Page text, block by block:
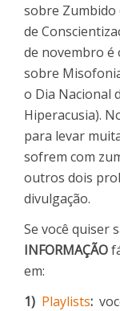
sobre Zumbido
de
de novembro é
sobre
o Dia Nacional
Hiperacusia).
para levar
sofrem com
outros dois
divulgação.
Se você quiser
INFORMAÇÃO
em:
1) Playlists: